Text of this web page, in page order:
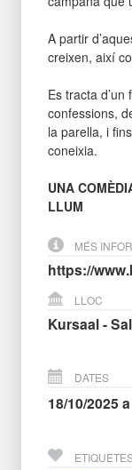
A partir
creixen, així
Es tracta
confessions,
la parella, i
coneixia.
UNA
LLUM
MÉS
https://
LLOC
Kursaal -
DATES
18/10/2025